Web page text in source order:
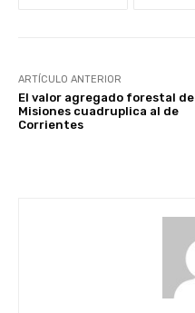
ARTÍCULO ANTERIOR
El valor agregado forestal de
Misiones cuadruplica al de
Corrientes